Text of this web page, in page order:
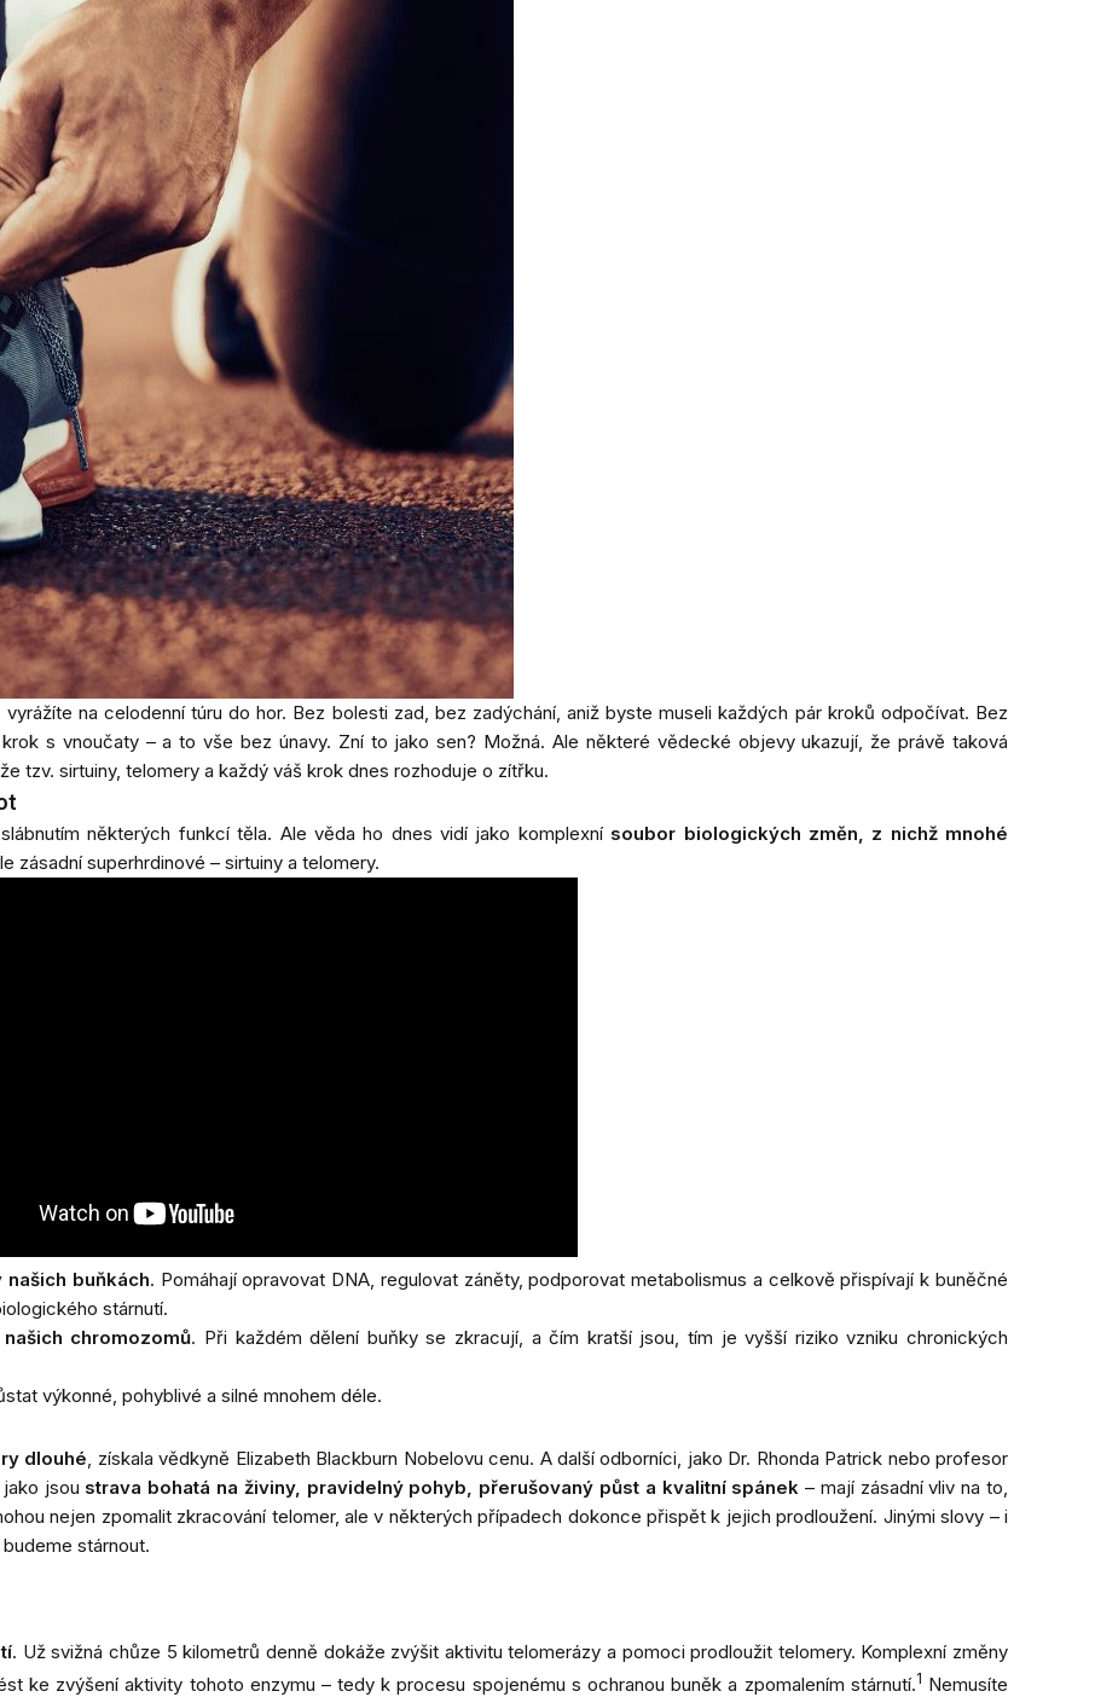
na celodenní túru do hor. Bez bolesti zad, bez zadýchání, aniž byste museli každých pár kroků odpočívat. Bez
s vnoučaty – a to vše bez únavy. Zní to jako sen? Možná. Ale některé vědecké objevy ukazují, že právě taková
tzv. sirtuiny, telomery a každý váš krok dnes rozhoduje o zítřku.
některých funkcí těla. Ale věda ho dnes vidí jako komplexní soubor biologických změn, z nichž mnohé
zásadní superhrdinové – sirtuiny a telomery.
našich buňkách. Pomáhají opravovat DNA, regulovat záněty, podporovat metabolismus a celkově přispívají k buněčné
stárnutí.
chromozomů. Při každém dělení buňky se zkracují, a čím kratší jsou, tím je vyšší riziko vzniku chronických
výkonné, pohyblivé a silné mnohem déle.
dlouhé, získala vědkyně Elizabeth Blackburn Nobelovu cenu. A další odborníci, jako Dr. Rhonda Patrick nebo profesor
jsou strava bohatá na živiny, pravidelný pohyb, přerušovaný půst a kvalitní spánek – mají zásadní vliv na to,
nejen zpomalit zkracování telomer, ale v některých případech dokonce přispět k jejich prodloužení. Jinými slovy – i
stárnout.
. Už svižná chůze 5 kilometrů denně dokáže zvýšit aktivitu telomerázy a pomoci prodloužit telomery. Komplexní změny
ke zvýšení aktivity tohoto enzymu – tedy k procesu spojenému s ochranou buněk a zpomalením stárnutí.1 Nemusíte